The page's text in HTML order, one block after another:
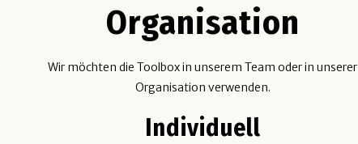
Organisation
Wir möchten die Toolbox in unserem Team oder in unserer
Organisation verwenden.
Individuell